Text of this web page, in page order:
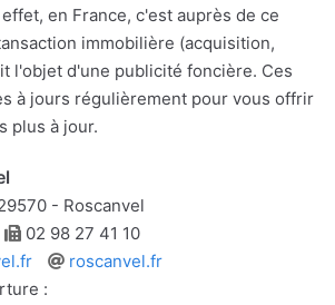
en France, c'est auprès de ce
immobilière (acquisition,
l'objet d'une publicité foncière. Ces
à jours régulièrement pour vous offrir
plus à jour.
- Roscanvel
Télécopie
02 98 27 41 10
Site
roscanvel.fr
: